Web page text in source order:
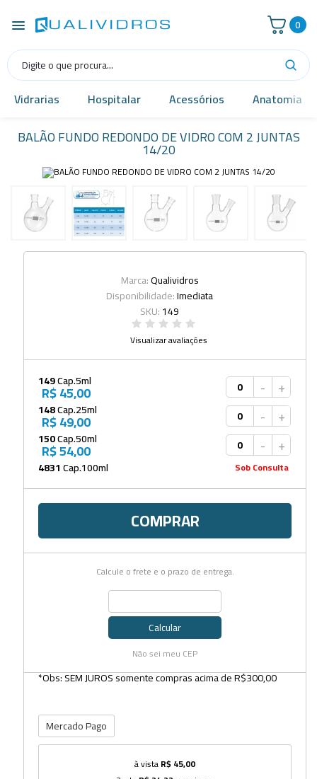
0
Vidrarias Hospitalar Acessórios Anatomia
BALÃO FUNDO REDONDO DE VIDRO COM 2 JUNTAS
14/20
Marca:Qualividros
Disponibilidade:Imediata
SKU:149
Visualizar avaliações
149Cap.5ml
R$ 45,00 - +
148Cap.25ml
R$ 49,00 - +
150Cap.50ml
R$ 54,00 - +
4831Cap.100ml Sob Consulta
COMPRAR
Calcule o frete e o prazo de entrega.
Calcular
Não sei meu CEP
*Obs: SEM JUROS somente compras acima de R$300,00
Mercado Pago
à vistaR$ 45,00